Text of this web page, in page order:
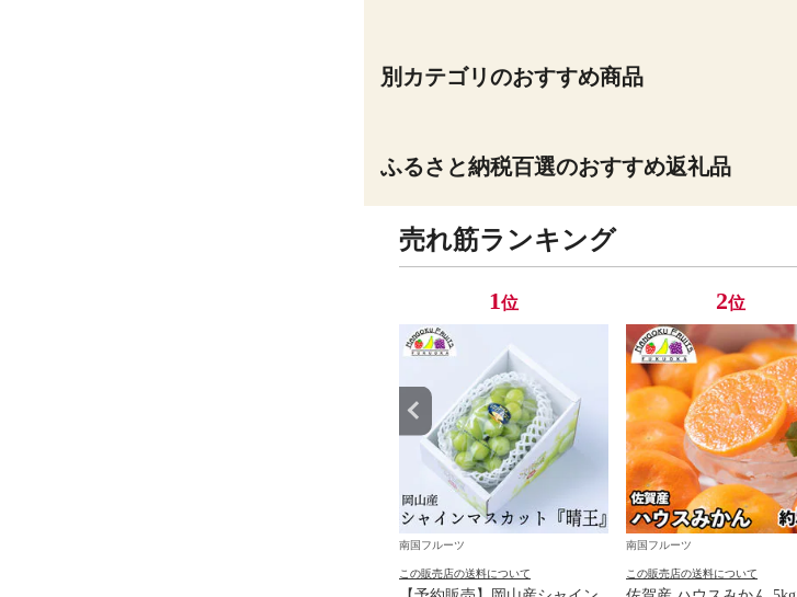
別カテゴリのおすすめ商品
ふるさと納税百選のおすすめ返礼品
売れ筋ランキング
1位
南国フルーツ
この販売店の送料について
2位
南国フルーツ
この販売店の送料について